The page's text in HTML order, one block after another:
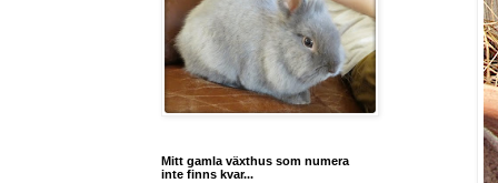
Mitt gamla växthus som numera
inte finns kvar...